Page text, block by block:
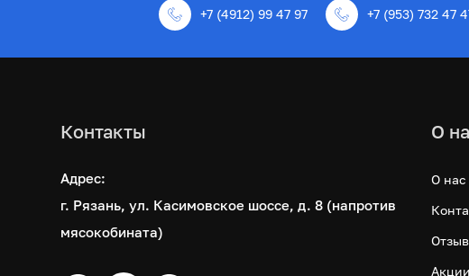
+7 (4912) 99 47 97 +7 (953) 732 47
Контакты
Адрес:
г. Рязань, ул. Касимовское шоссе, д. 8 (напротив
мясокобината)
О
О нас
Акции